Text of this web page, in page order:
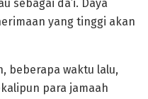
sebagai da’i. Daya
yang tinggi akan
beberapa waktu lalu,
para jamaah